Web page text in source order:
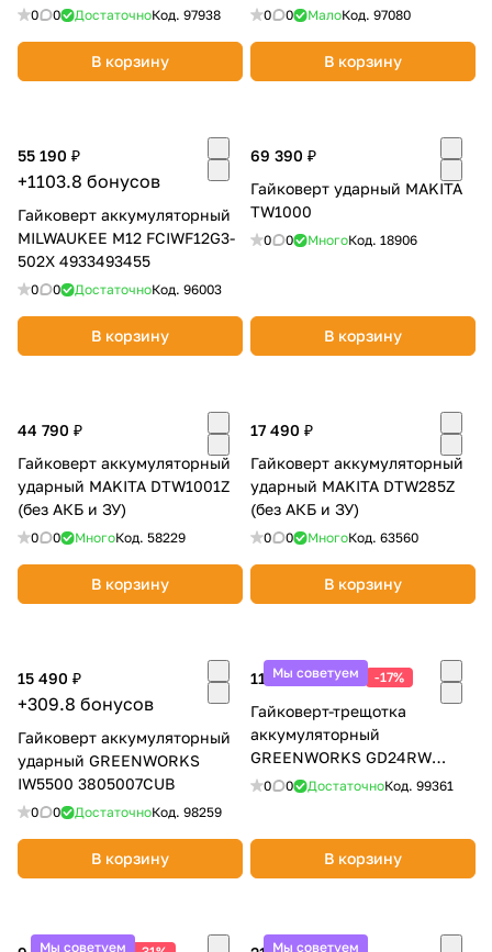
0 0 ДостаточноКод. 97938
В корзину
0 0 МалоКод. 97080
В корзину
55 190 ₽
+1103.8 бонусов
Гайковерт аккумуляторный
MILWAUKEE M12 FCIWF12G3-
502X 4933493455
0 0 ДостаточноКод. 96003
В корзину
69 390 ₽
Гайковерт ударный MAKITA
TW1000
0 0 МногоКод. 18906
В корзину
44 790 ₽
Гайковерт аккумуляторный
ударный MAKITA DTW1001Z
(без АКБ и ЗУ)
0 0 МногоКод. 58229
В корзину
17 490 ₽
Гайковерт аккумуляторный
ударный MAKITA DTW285Z
(без АКБ и ЗУ)
0 0 МногоКод. 63560
В корзину
15 490 ₽
+309.8 бонусов
Гайковерт аккумуляторный
ударный GREENWORKS
IW5500 3805007CUB
0 0 ДостаточноКод. 98259
В корзину
Мы советуем
11 990 ₽14 490 ₽ -17%
Гайковерт-трещотка
аккумуляторный
GREENWORKS GD24RW
3804007CUA
0 0 ДостаточноКод. 99361
В корзину
Мы советуем Мы советуем